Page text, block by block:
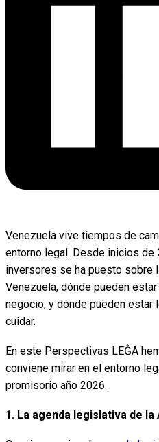
Venezuela vive tiempos de
entorno legal. Desde inicios de
inversores se ha puesto sobre
Venezuela, dónde pueden
negocio, y dónde pueden
cuidar.
En este Perspectivas LEĜA
conviene mirar en el entorno
promisorio año 2026.
1. La agenda legislativa de la